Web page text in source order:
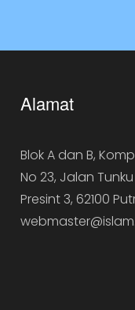
Alamat
Blok A dan B,
No 23, Jalan
Presint 3, 62100